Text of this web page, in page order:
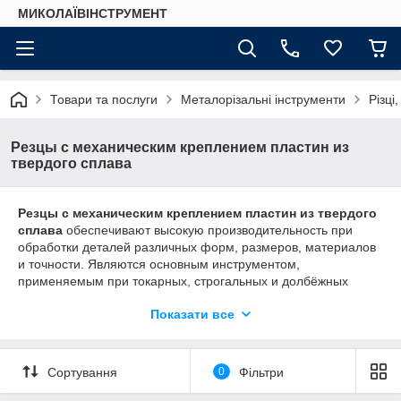
МИКОЛАЇВІНСТРУМЕНТ
Товари та послуги Металорізальні інструменти
Резцы с механическим креплением пластин из
твердого сплава
Резцы с механическим креплением пластин из твердого
сплава обеспечивают высокую производительность при
обработки деталей различных форм, размеров, материалов
и точности. Являются основным инструментом,
применяемым при токарных, строгальных и долбёжных
наибольшее распространение на практике.
производится обновление режущих кромок, что
обеспечивает их быстросменность и не требует переточек.
Показати все
Сортування 0 Фільтри